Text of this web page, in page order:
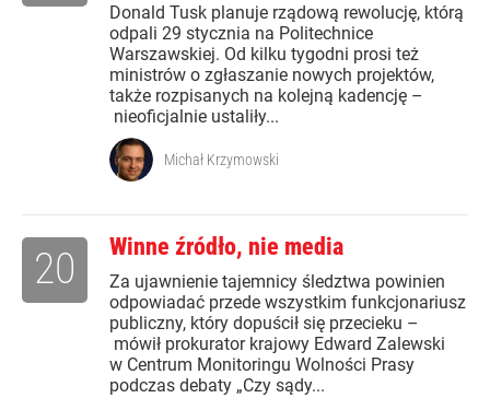
Donald Tusk planuje rządową rewolucję, którą
odpali 29 stycznia na Politechnice
Warszawskiej. Od kilku tygodni prosi też
ministrów o zgłaszanie nowych projektów,
także rozpisanych na kolejną kadencję –
nieoficjalnie ustaliły...
Michał Krzymowski
Winne źródło, nie media
Za ujawnienie tajemnicy śledztwa powinien
odpowiadać przede wszystkim funkcjonariusz
publiczny, który dopuścił się przecieku –
mówił prokurator krajowy Edward Zalewski
w Centrum Monitoringu Wolności Prasy
podczas debaty „Czy sądy...
20